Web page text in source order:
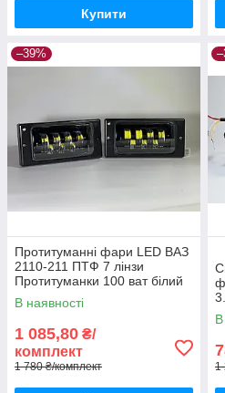
Купити
–39%
Протитуманні фари LED ВАЗ
2110-211 ПТФ 7 лінзи
Протитуманки 100 ват білий
жовтий туманки Птф
В наявності
1 085,80 ₴/
комплект
1 780 ₴/комплект
В
1